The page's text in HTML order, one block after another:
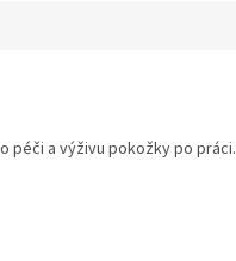
péči a výživu pokožky po práci.